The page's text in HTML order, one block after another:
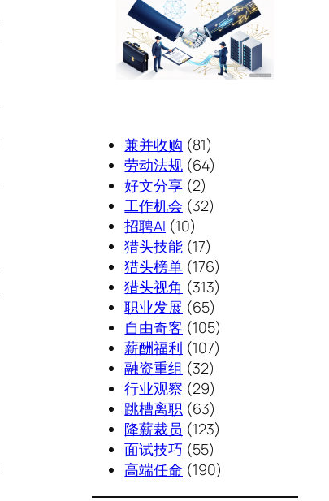
兼并收购 (81)
劳动法规 (64)
好文分享 (2)
工作机会 (32)
招聘AI (10)
猎头技能 (17)
猎头榜单 (176)
猎头视角 (313)
职业发展 (65)
自由奇客 (105)
薪酬福利 (107)
融资重组 (32)
行业观察 (29)
跳槽离职 (63)
降薪裁员 (123)
面试技巧 (55)
高端任命 (190)